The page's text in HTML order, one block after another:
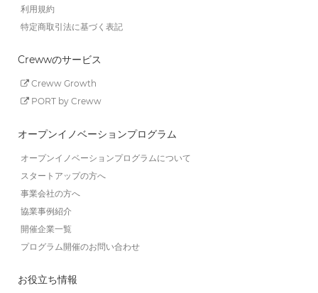
利用規約
特定商取引法に基づく表記
Crewwのサービス
Creww Growth
PORT by Creww
オープンイノベーションプログラム
オープンイノベーションプログラムについて
スタートアップの方へ
事業会社の方へ
協業事例紹介
開催企業一覧
プログラム開催のお問い合わせ
お役立ち情報